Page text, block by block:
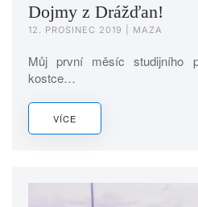
Dojmy z Drážďan!
12. PROSINEC 2019 | MAZA
Můj první měsíc studijního
kostce…
VÍCE